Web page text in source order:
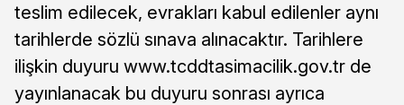
teslim edilecek, evrakları kabul edilenler aynı
tarihlerde sözlü sınava alınacaktır. Tarihlere
ilişkin duyuru www.tcddtasimacilik.gov.tr de
yayınlanacak bu duyuru sonrası ayrıca